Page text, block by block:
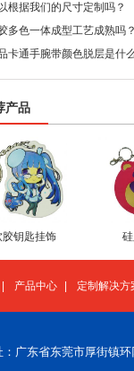
根据我们的尺寸定制吗？
多色一体成型工艺成熟吗
卡通手腕带颜色脱层是什
产品
胶钥匙挂饰
产品中心 定制解决方
：广东省东莞市厚街镇